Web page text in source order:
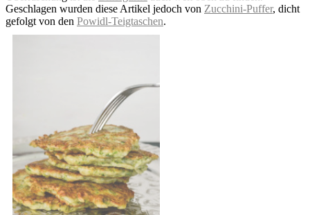
Geschlagen wurden diese Artikel jedoch von Zucchini-Puffer, dicht
gefolgt von den Powidl-Teigtaschen.